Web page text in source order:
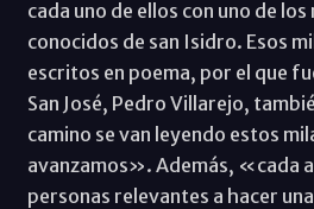
cada uno de ellos con uno de
conocidos de san Isidro. Esos
escritos en poema, por el que
San José, Pedro Villarejo,
camino se van leyendo estos
avanzamos». Además, «cada
personas relevantes a hacer